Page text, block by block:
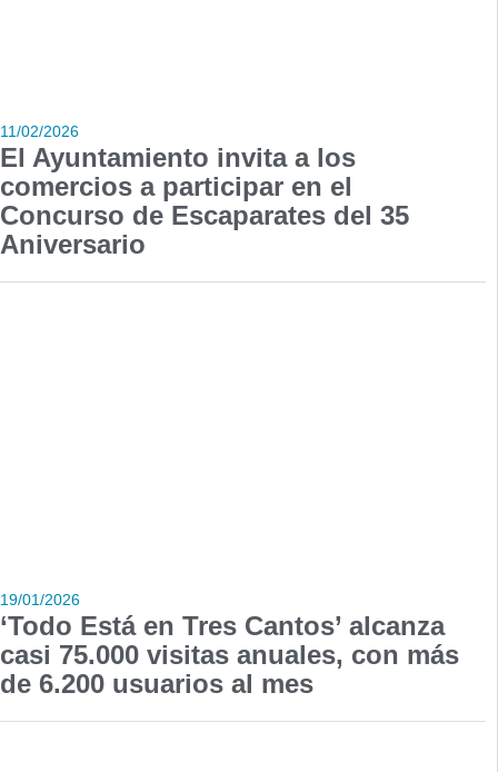
11/02/2026
El Ayuntamiento invita a los
comercios a participar en el
Concurso de Escaparates del 35
Aniversario
19/01/2026
‘Todo Está en Tres Cantos’ alcanza
casi 75.000 visitas anuales, con más
de 6.200 usuarios al mes